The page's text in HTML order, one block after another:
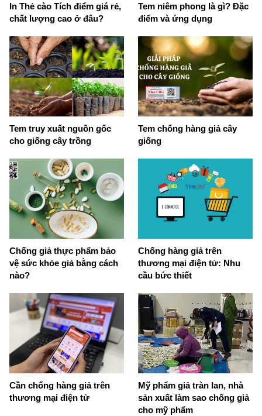
In Thẻ cào Tích điểm giá rẻ,
chất lượng cao ở đâu?
Tem niêm phong là gì? Đặc
điểm và ứng dụng
Tem truy xuất nguồn gốc
cho giống cây trồng
Tem chống hàng giả cây
giống
Chống giả thực phẩm bảo
vệ sức khỏe giả bằng cách
nào?
Chống hàng giả trên
thương mại điện tử: Nhu
cầu bức thiết
Cần chống hàng giả trên
thương mại điện tử
Mỹ phẩm giả tràn lan, nhà
sản xuất làm sao chống giả
cho mỹ phẩm